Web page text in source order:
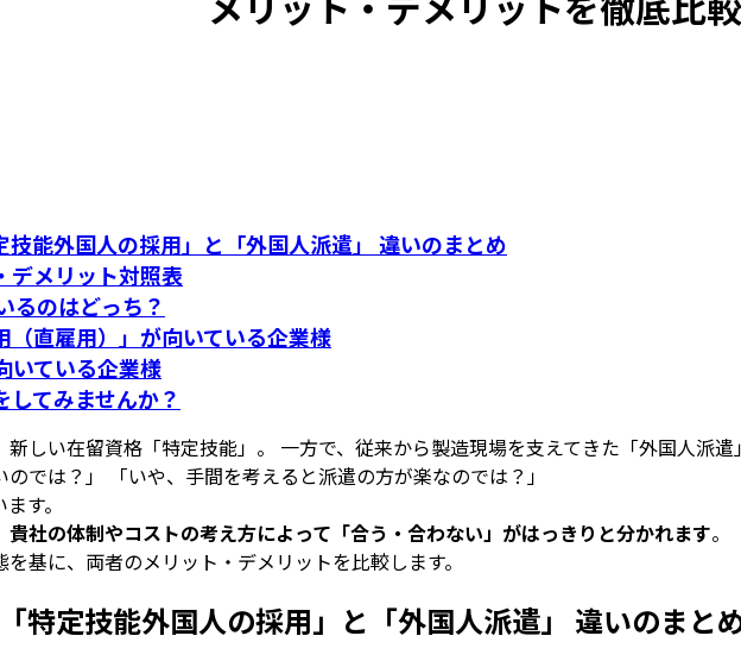
能外国人の採用」と「外国人派遣」 違いのまとめ
デメリット対照表
るのはどっち？
（直雇用）」が向いている企業様
いている企業様
てみませんか？
しい在留資格「特定技能」。 一方で、従来から製造現場を支えてきた「外国人派遣
では？」 「いや、手間を考えると派遣の方が楽なのでは？」
す。
貴社の体制やコストの考え方によって「合う・合わない」がはっきりと分かれます。
基に、両者のメリット・デメリットを比較します。
特定技能外国人の採用」と「外国人派遣」 違いのまと